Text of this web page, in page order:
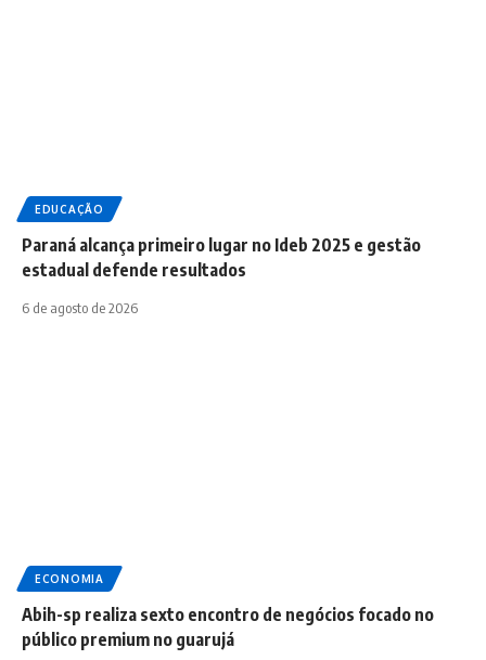
EDUCAÇÃO
Paraná alcança primeiro lugar no Ideb 2025 e gestão
estadual defende resultados
6 de agosto de 2026
ECONOMIA
Abih-sp realiza sexto encontro de negócios focado no
público premium no guarujá